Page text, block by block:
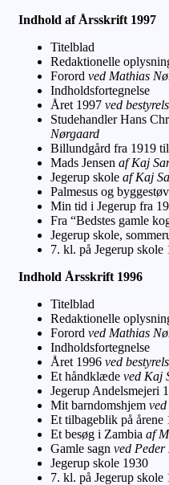
Indhold af Årsskrift 1997
Titelblad
Redaktionelle
Forordved Mathias
Indholdsfortegnelse
Året 1997ved
Studehandler Hans
Nørgaard
Billundgård fra 1919
Mads Jensenaf Kaj
Jegerup skoleaf Kaj
Palmesus og
Min tid i Jegerup fra
Fra “Bedstes gamle
Jegerup skole,
7. kl. på Jegerup skole
Indhold Årsskrift 1996
Titelblad
Redaktionelle
Forordved Mathias
Indholdsfortegnelse
Året 1996ved
Et håndklædeved Kaj
Jegerup Andelsmejeri
Mit barndomshjem
Et tilbageblik på
Et besøg i Zambiaaf
Gamle sagnved Peder
Jegerup skole 1930
7. kl. på Jegerup skole